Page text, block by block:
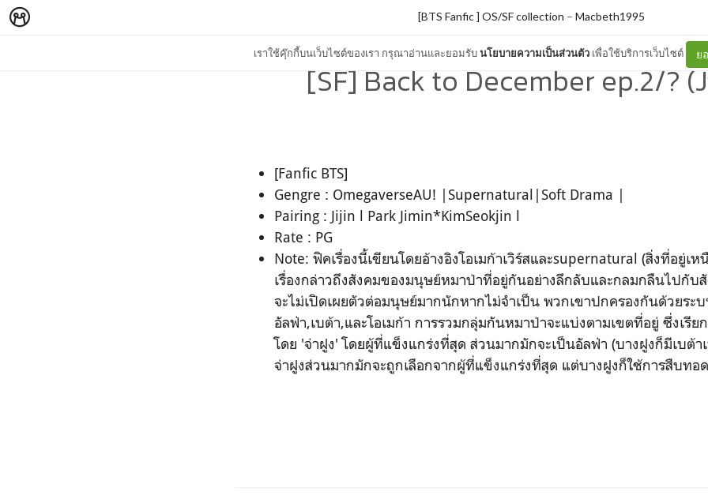
เราใช้คุ๊กกี้บนเว็บไซต์ของเรา กรุณาอ่านและยอมรับนโยบายความเป็นส่วนตัว เพื่อใช้บริการเว็บไซต์ ย
[BTS Fanfic ] OS/SF collection – Macbeth1995
[SF] Back to December ep.2/?
[Fanfic BTS]
Gengre : OmegaverseAU! |Supernatural|Soft Drama |
Pairing : Jijin l Park Jimin*KimSeokjin l
Rate : PG
Note: ฟิคเรื่องนี้เขียนโดยอ้างอิงโอเมก้าเวิร์สและsupernatural (สิ่งที่อยู่เห
เรื่องกล่าวถึงสังคมของมนุษย์หมาป่าที่อยู่กันอย่างลึกลับและกลมกลืนไปกับ
จะไม่เปิดเผยตัวต่อมนุษย์มากนักหากไม่จำเป็น พวกเขาปกครองกันด้วยระ
อัลฟ่า,เบต้า,และโอเมก้า การรวมกลุ่มกันหมาป่าจะแบ่งตามเขตที่อยู่ ซึ่งเรีย
โดย 'จ่าฝูง' โดยผู้ที่แข็งแกร่งที่สุด ส่วนมากมักจะเป็นอัลฟ่า (บางฝูงก็มีเบต้า
จ่าฝูงส่วนมากมักจะถูกเลือกจากผู้ที่แข็งแกร่งที่สุด แต่บางฝูงก็ใช้การสืบทอ